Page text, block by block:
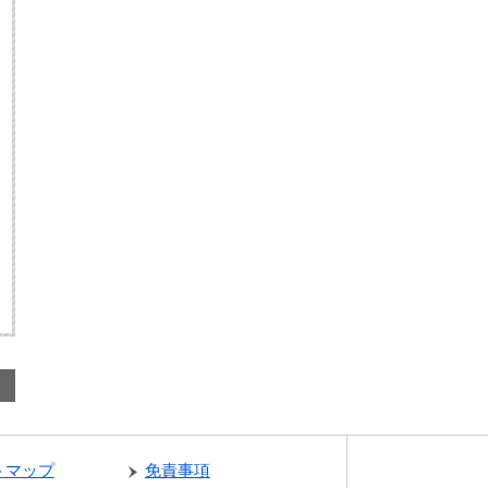
マップ 免責事項